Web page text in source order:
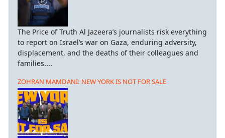
The Price of Truth Al Jazeera’s journalists risk everything
to report on Israel’s war on Gaza, enduring adversity,
displacement, and the deaths of their colleagues and
families....
ZOHRAN MAMDANI: NEW YORK IS NOT FOR SALE